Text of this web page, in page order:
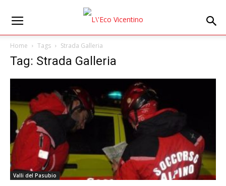
Home Tags Strada Galleria
Tag: Strada Galleria
Valli del Pasubio